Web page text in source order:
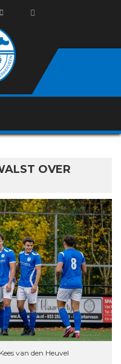
OVER
Kees van den Heuvel